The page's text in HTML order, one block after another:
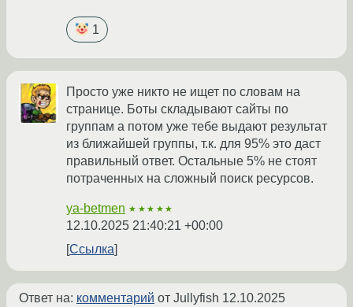
1
Просто уже никто не ищет по словам на
странице. Боты складывают сайты по
группам а потом уже тебе выдают результат
из ближайшей группы, т.к. для 95% это даст
правильный ответ. Остальные 5% не стоят
потраченных на сложный поиск ресурсов.
ya-betmen ★★★★★
12.10.2025 21:40:21 +00:00
Ссылка
Ответ на: комментарий от Jullyfish 12.10.2025